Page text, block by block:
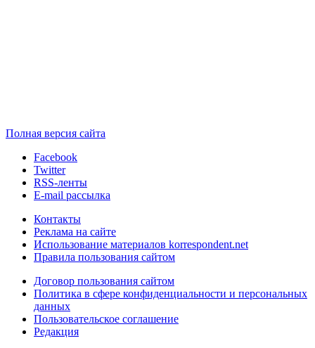
Полная версия сайта
Facebook
Twitter
RSS-ленты
E-mail рассылка
Контакты
Реклама на сайте
Использование материалов korrespondent.net
Правила пользования сайтом
Договор пользования сайтом
Политика в сфере конфиденциальности и персональных
данных
Пользовательское соглашение
Редакция